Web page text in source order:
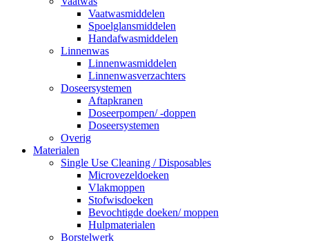
Vaatwasmiddelen
Spoelglansmiddelen
Handafwasmiddelen
Linnenwas
Linnenwasmiddelen
Linnenwasverzachters
Doseersystemen
Aftapkranen
Doseerpompen/ -doppen
Doseersystemen
Overig
Materialen
Single Use Cleaning / Disposables
Microvezeldoeken
Vlakmoppen
Stofwisdoeken
Bevochtigde doeken/ moppen
Hulpmaterialen
Borstelwerk